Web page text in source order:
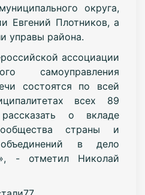
округа,
Евгений Плотников, а
управы района.
ассоциации
самоуправления
состоятся по всей
всех 89
о вкладе
страны и
объединений в дело
- отметил Николай